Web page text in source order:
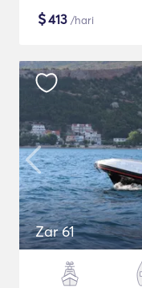
$413 /hari
Zar 61